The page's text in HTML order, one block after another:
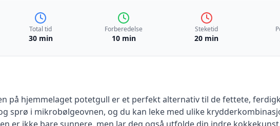
Total tid
30 min
Forberedelse
10 min
Steketid
20 min
på hjemmelaget potetgull er et perfekt alternativ til de fettete,
sprø i mikrobølgeovnen, og du kan leke med ulike